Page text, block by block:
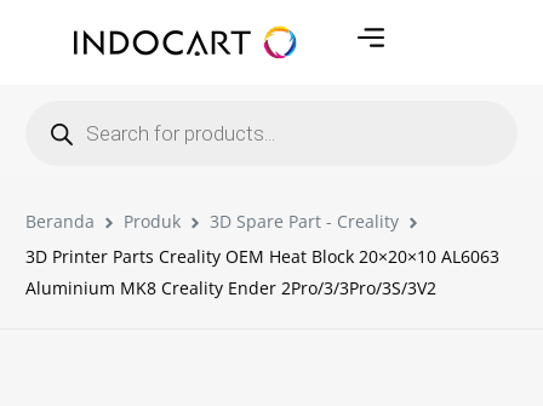
Beranda Produk
3D Spare Part - Creality
3D Printer Parts Creality OEM Heat Block 20×20×10 AL6063
Aluminium MK8 Creality Ender 2Pro/3/3Pro/3S/3V2